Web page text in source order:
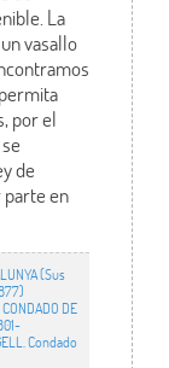
La
vasallo
por el
de
parte en
(Sus
CONDADO DE
Condado